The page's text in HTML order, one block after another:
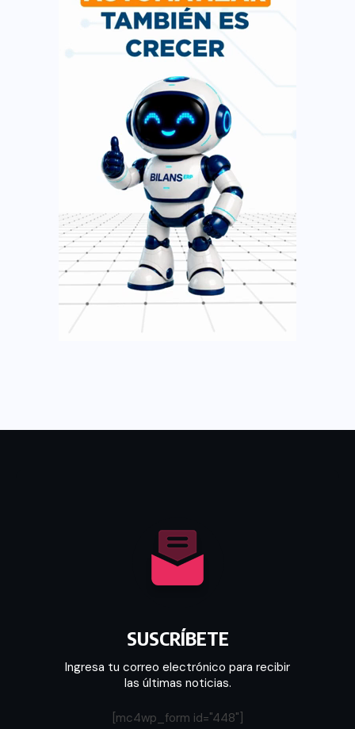
SUSCRÍBETE
Ingresa tu correo electrónico para recibir
las últimas noticias.
[mc4wp_form id="448"]